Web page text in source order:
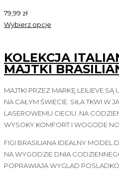
79,99 zł
Wybierz opcje
KOLEKCJA
MAJTKI
MAJTKI PRZEZ MARKĘ LEILIEVE SĄ
NA CAŁYM ŚWIECIE. SIŁA TKWI W
LASEROWEMU CIECIU. NA
WYSOKY KOMFORT I WOGODE
FIGI BRASILIANA IDEALNY MODEL
NA WYGODZIE DNIA
POPRAWIAJA WYGLAD